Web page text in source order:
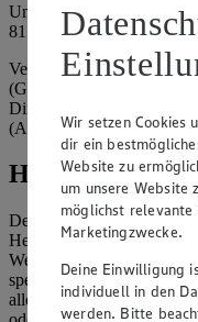
Umsatzsteuer-
815764015
Vertretungsberechtigte:
(Gesellschafter), Claus
Dirk Eßmann
(Aufsichtsratsvorsitzender)
Hinweise
Der Inhalt dieser Website
Herausgeber gewährt
Website bereitgestellten
speichern und zu
allerdings die
Wir setzen Cookies
dir ein
Website zu
um unsere Website
möglichst
Marketingzwecke.
Deine Einwilligung
individuell in den
werden. Bitte